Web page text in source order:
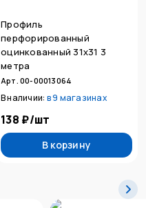
Профиль
перфорированный
оцинкованный 31х31 3
метра
Арт. 00-00013064
В наличии: в9 магазинах
138 ₽/шт
В корзину